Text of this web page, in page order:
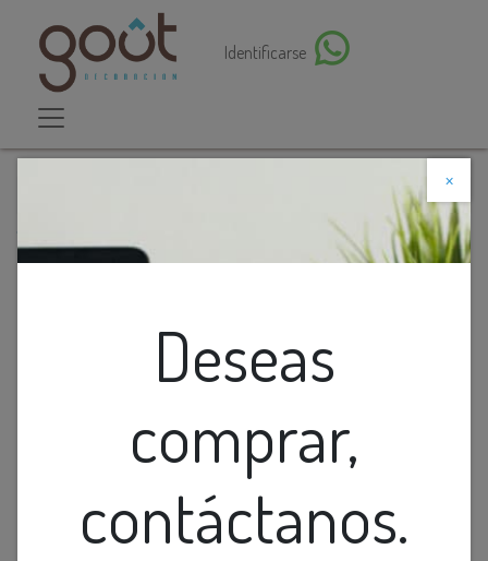
Identificarse
×
Deseas
comprar,
contáctanos.
Descuento web
Lamp. Colg 3L GU10 T/L Negro Iron 142Cm